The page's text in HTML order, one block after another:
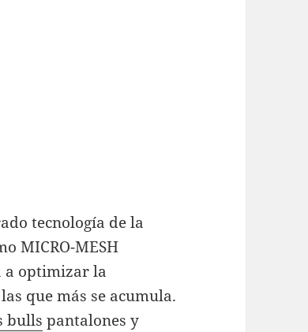
tecnología de la
MICRO-MESH
a optimizar la
que más se acumula.
bulls pantalones y